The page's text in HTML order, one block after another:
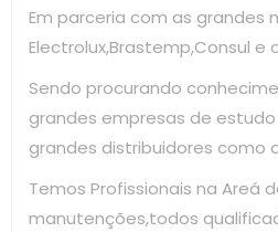
Em parceria com as grandes
Electrolux,Brastemp,Consul e
Sendo procurando
grandes empresas de estudo
grandes distribuidores como
Temos Profissionais na Areá
manutenções,todos